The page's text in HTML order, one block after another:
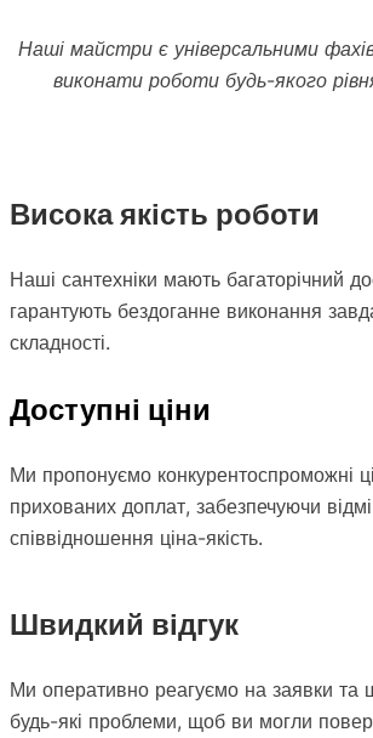
Наші майстри є універсальними
виконати роботи будь-якого
Висока якість роботи
Наші сантехніки мають багаторічний
гарантують бездоганне виконання
складності.
Доступні ціни
Ми пропонуємо конкурентоспроможні
прихованих доплат, забезпечуючи
співвідношення ціна-якість.
Швидкий відгук
Ми оперативно реагуємо на заявки та
будь-які проблеми, щоб ви могли